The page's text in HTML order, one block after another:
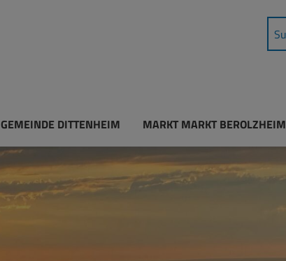
GEMEINDE DITTENHEIM MARKT MARKT BEROLZHEIM